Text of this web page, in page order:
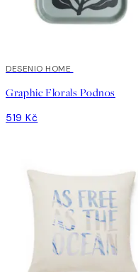
DESENIO HOME
Graphic Florals Podnos
519 Kč